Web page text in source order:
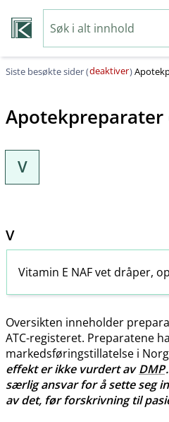
Siste besøkte sider (deaktiver)
Apotekpreparater
V
V
Vitamin E NAF vet dråper,
Oversikten inneholder
ATC-registeret. Preparatene
markedsføringstillatelse i
effekt er ikke vurdert avDMP
særlig ansvar for å sette seg
av det, før forskrivning til